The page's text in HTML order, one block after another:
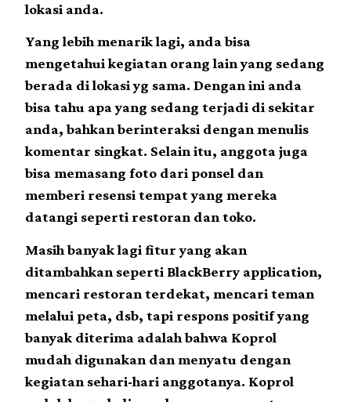
lokasi anda.
Yang lebih menarik lagi, anda bisa
mengetahui kegiatan orang lain yang sedang
berada di lokasi yg sama. Dengan ini anda
bisa tahu apa yang sedang terjadi di sekitar
anda, bahkan berinteraksi dengan menulis
komentar singkat. Selain itu, anggota juga
bisa memasang foto dari ponsel dan
memberi resensi tempat yang mereka
datangi seperti restoran dan toko.
Masih banyak lagi fitur yang akan
ditambahkan seperti BlackBerry application,
mencari restoran terdekat, mencari teman
melalui peta, dsb, tapi respons positif yang
banyak diterima adalah bahwa Koprol
mudah digunakan dan menyatu dengan
kegiatan sehari-hari anggotanya. Koprol